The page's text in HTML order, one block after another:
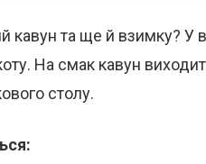
та ще й взимку? У
На смак кавун
столу.